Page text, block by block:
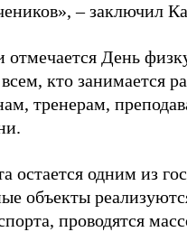
– заключил
День
кто занимается
тренерам,
остается одним из
объекты
проводятся